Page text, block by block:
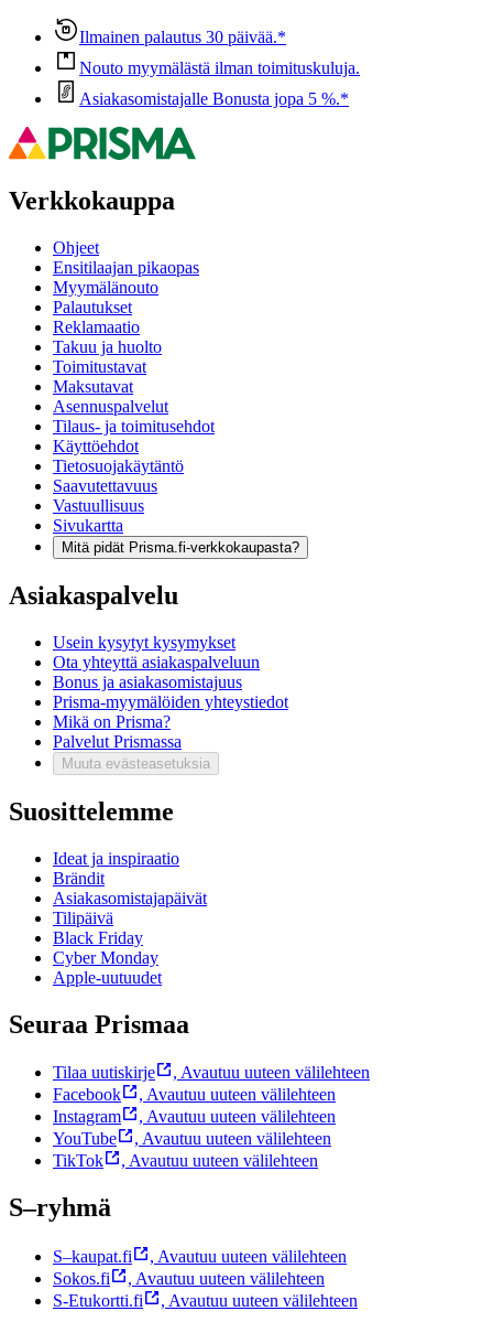
Ilmainen palautus 30 päivää.*
Nouto myymälästä ilman toimituskuluja.
Asiakasomistajalle Bonusta jopa 5 %.*
Verkkokauppa
Ohjeet
Ensitilaajan pikaopas
Myymälänouto
Palautukset
Reklamaatio
Takuu ja huolto
Toimitustavat
Maksutavat
Asennuspalvelut
Tilaus- ja toimitusehdot
Käyttöehdot
Tietosuojakäytäntö
Saavutettavuus
Vastuullisuus
Sivukartta
Mitä pidät Prisma.fi-verkkokaupasta?
Asiakaspalvelu
Usein kysytyt kysymykset
Ota yhteyttä asiakaspalveluun
Bonus ja asiakasomistajuus
Prisma-myymälöiden yhteystiedot
Mikä on Prisma?
Palvelut Prismassa
Muuta evästeasetuksia
Suosittelemme
Ideat ja inspiraatio
Brändit
Asiakasomistajapäivät
Tilipäivä
Black Friday
Cyber Monday
Apple-uutuudet
Seuraa Prismaa
Tilaa uutiskirje , Avautuu uuteen välilehteen
Facebook
, Avautuu uuteen välilehteen
Instagram
, Avautuu uuteen välilehteen
YouTube
, Avautuu uuteen välilehteen
TikTok
, Avautuu uuteen välilehteen
S–ryhmä
S–kaupat.fi , Avautuu uuteen välilehteen
Sokos.fi
, Avautuu uuteen välilehteen
S-Etukortti.fi
, Avautuu uuteen välilehteen